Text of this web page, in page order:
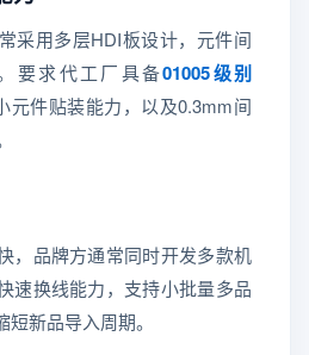
采用多层HDI板设计，元件间
要求代工厂具备01005级别
元件贴装能力，以及0.3mm间
，品牌方通常同时开发多款机
速换线能力，支持小批量多品
新品导入周期。